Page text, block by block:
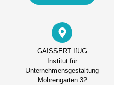
GAISSERT IfUG
Institut für
Unternehmensgestaltung
Mohrengarten 32